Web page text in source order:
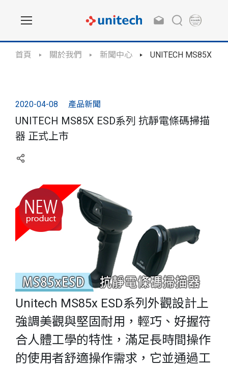
首頁 關於我們 新聞中心 UNITECH MS85X
2020-04-08 產品新聞
UNITECH MS85X ESD系列 抗靜電條碼掃描
器 正式上市
Unitech MS85x ESD系列外觀設計上
強調美觀與堅固耐用，輕巧、好握符
合人體工學的特性，滿足長時間操作
的使用者舒適操作需求，它並通過工